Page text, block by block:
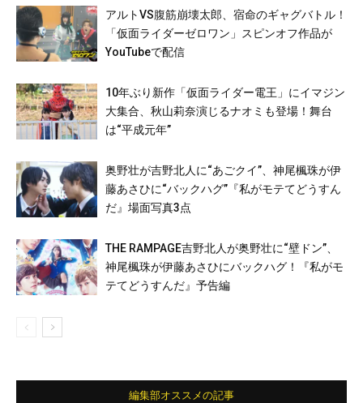
アルトVS腹筋崩壊太郎、宿命のギャグバトル！
「仮面ライダーゼロワン」スピンオフ作品が
YouTubeで配信
10年ぶり新作「仮面ライダー電王」にイマジン
大集合、秋山莉奈演じるナオミも登場！舞台
は“平成元年”
奥野壮が吉野北人に“あごクイ”、神尾楓珠が伊
藤あさひに“バックハグ”『私がモテてどうすん
だ』場面写真3点
THE RAMPAGE吉野北人が奥野壮に“壁ドン”、
神尾楓珠が伊藤あさひにバックハグ！『私がモ
テてどうすんだ』予告編
編集部オススメの記事